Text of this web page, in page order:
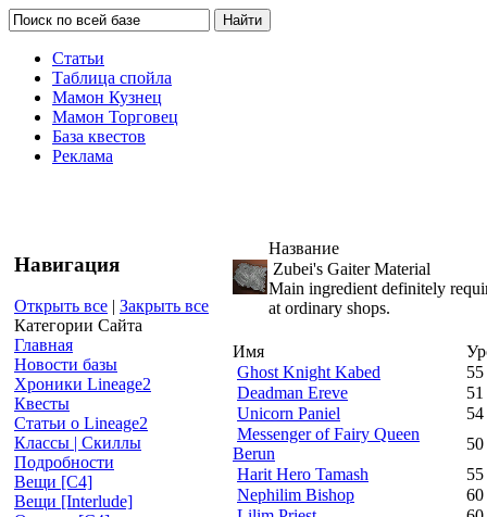
Статьи
Таблица спойла
Мамон Кузнец
Мамон Торговец
База квестов
Реклама
Навигация
Открыть все | Закрыть все
Категории Сайта
Главная
Новости базы
Хроники Lineage2
Квесты
Статьи о Lineage2
Классы | Скиллы
Подробности
Вещи [С4]
Вещи [Interlude]
Название
Zubei's Gaiter Material
Main ingredient definitely
at ordinary shops.
Имя
Ghost Knight Kabed
55
Deadman Ereve
51
Unicorn Paniel
54
Messenger of Fairy Queen
Berun
50
Harit Hero Tamash
55
Nephilim Bishop
60